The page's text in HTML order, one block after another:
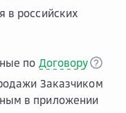
в российских
по Договору
Заказчиком
в приложении